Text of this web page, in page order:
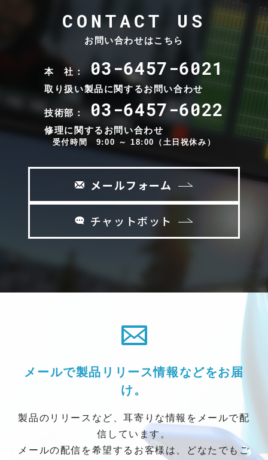
CONTACT US
お問い合わせはこちら
本 社： 03-6457-6021
取り扱い製品に関するお問い合わせ
技術部： 03-6457-6022
修理に関するお問い合わせ
受付時間 9:00 ～ 18:00（土日祝休み）
メールフォーム
チャットボット
メールで製品リリース情報などをお届
け。
製品のリリースなど、耳寄りな情報をメールで配
信しています。
メールの配信を希望するお客様は、どなたでもご